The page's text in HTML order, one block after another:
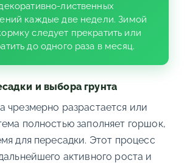
лиственных
каждые две недели. Зимой
следует прекратить или
до одного раза в месяц.
и выбора грунта
чрезмерно разрастается или
полностью заполняет горшок,
для пересадки. Этот процесс
активного роста и